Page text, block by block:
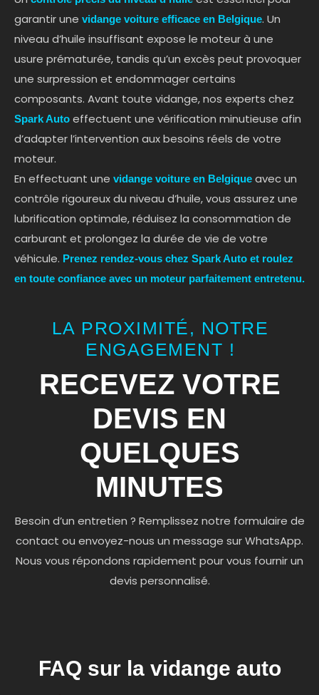
garantir une vidange voiture efficace en Belgique. Un
niveau d’huile insuffisant expose le moteur à une
usure prématurée, tandis qu’un excès peut provoquer
une surpression et endommager certains
composants. Avant toute vidange, nos experts chez
Spark Auto effectuent une vérification minutieuse afin
d’adapter l’intervention aux besoins réels de votre
moteur.
En effectuant une vidange voiture en Belgique avec un
contrôle rigoureux du niveau d’huile, vous assurez une
lubrification optimale, réduisez la consommation de
carburant et prolongez la durée de vie de votre
véhicule. Prenez rendez-vous chez Spark Auto et roulez
en toute confiance avec un moteur parfaitement entretenu.
LA PROXIMITÉ, NOTRE
ENGAGEMENT !
RECEVEZ VOTRE
DEVIS EN
QUELQUES
MINUTES
Besoin d’un entretien ? Remplissez notre formulaire de
contact ou envoyez-nous un message sur WhatsApp.
Nous vous répondons rapidement pour vous fournir un
devis personnalisé.
FAQ sur la vidange auto